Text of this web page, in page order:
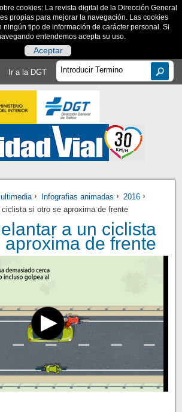
cookies: La revista digital de la Dirección General
propias para mejorar la navegación. Las cookies
ningún tipo de información de carácter personal. Si
entendemos acepta su uso.
Aceptar
Ir a la DGT
Infografias animadas
2016
si otro se aproxima de frente
a un ciclista
aproxima de frente